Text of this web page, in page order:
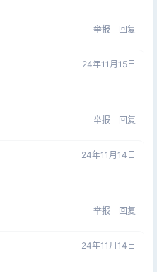
举报 回复
24年11月15日
举报 回复
24年11月14日
举报 回复
24年11月14日